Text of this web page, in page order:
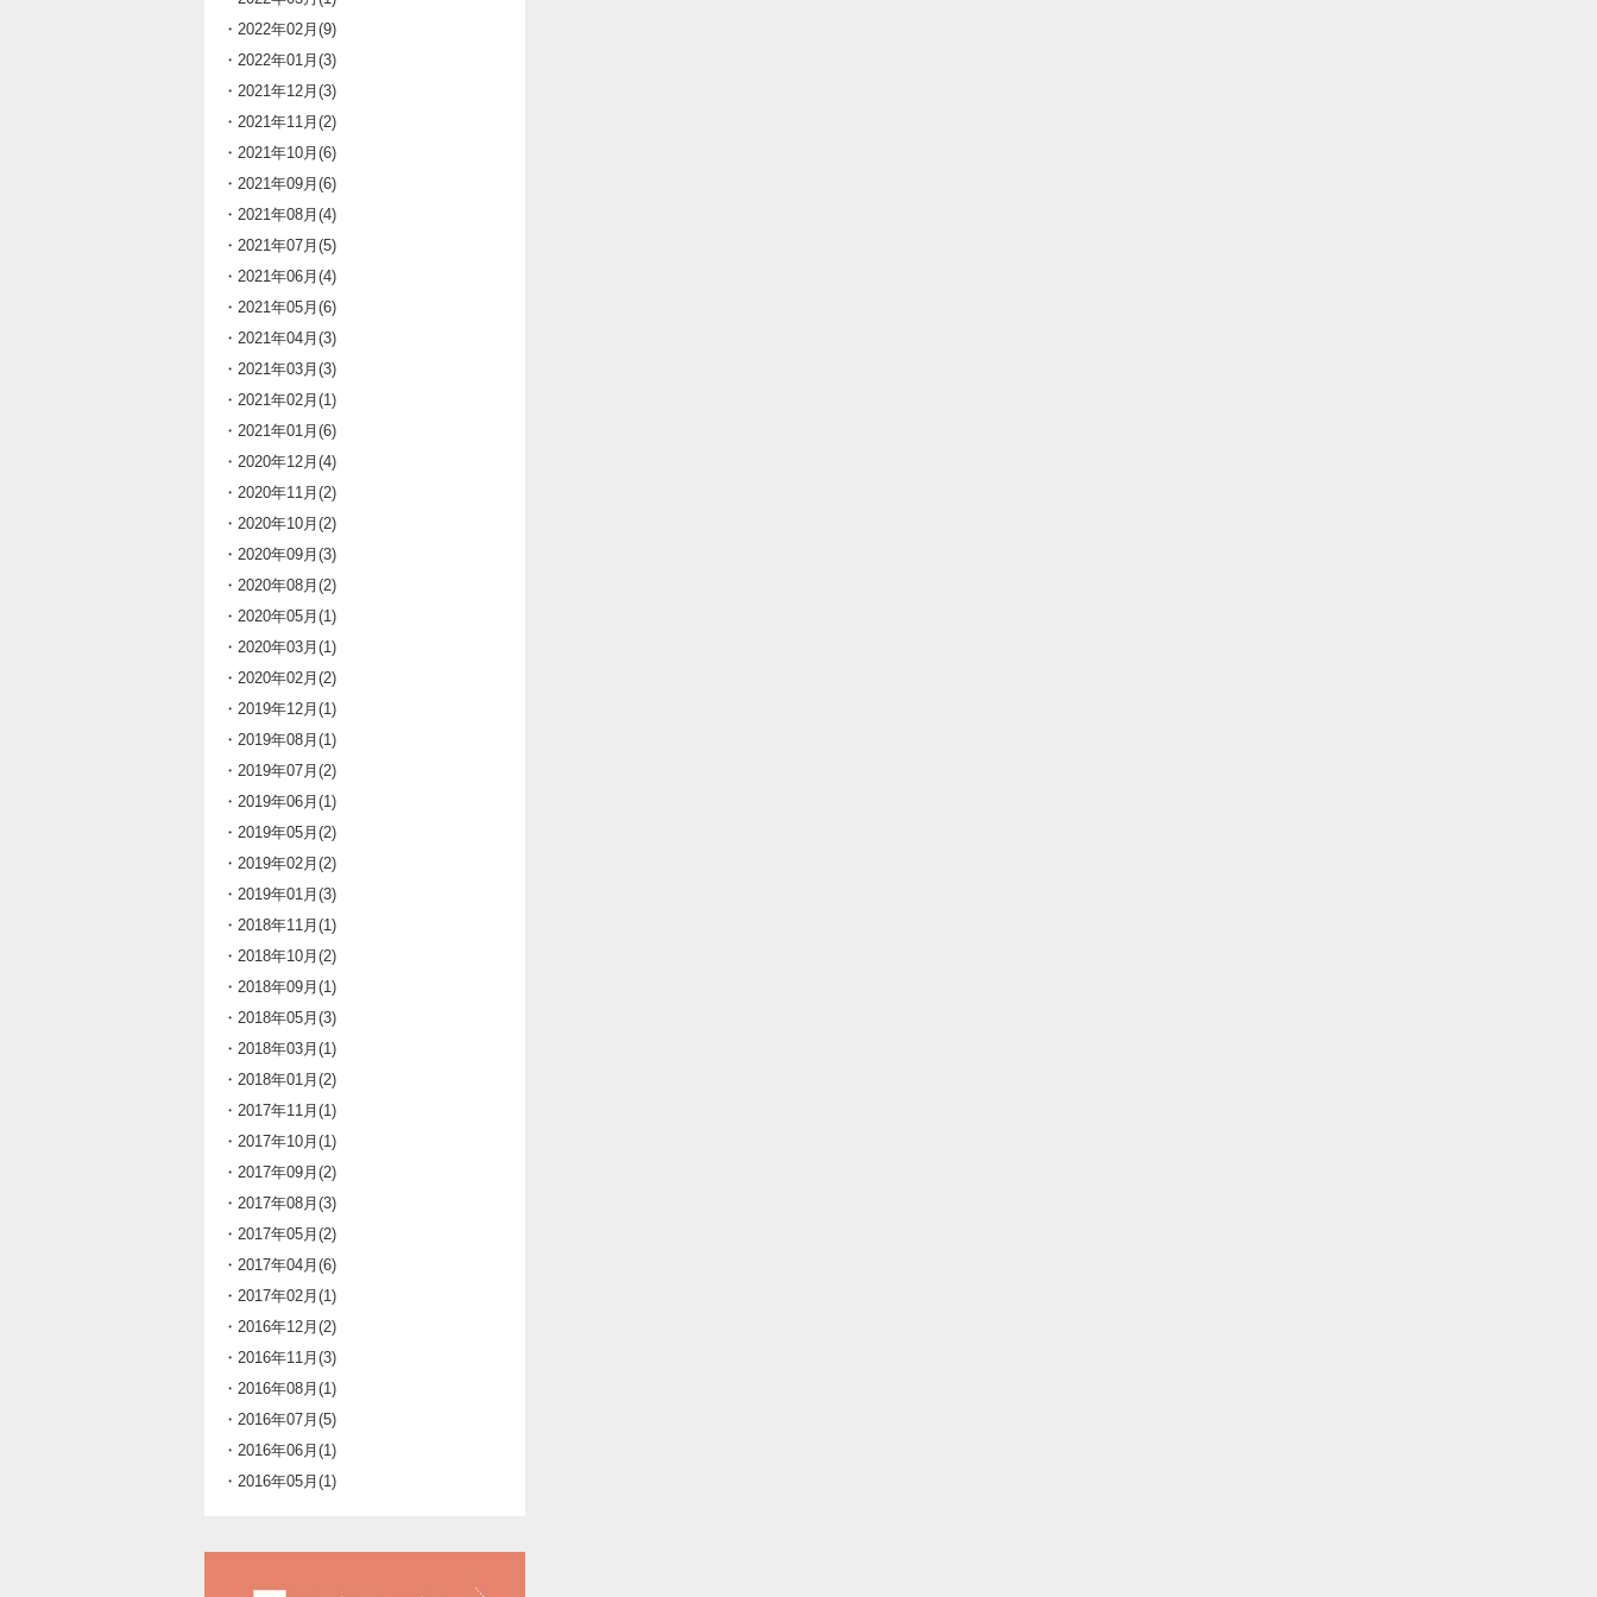
・2022年02月(9)
・2022年01月(3)
・2021年12月(3)
・2021年11月(2)
・2021年10月(6)
・2021年09月(6)
・2021年08月(4)
・2021年07月(5)
・2021年06月(4)
・2021年05月(6)
・2021年04月(3)
・2021年03月(3)
・2021年02月(1)
・2021年01月(6)
・2020年12月(4)
・2020年11月(2)
・2020年10月(2)
・2020年09月(3)
・2020年08月(2)
・2020年05月(1)
・2020年03月(1)
・2020年02月(2)
・2019年12月(1)
・2019年08月(1)
・2019年07月(2)
・2019年06月(1)
・2019年05月(2)
・2019年02月(2)
・2019年01月(3)
・2018年11月(1)
・2018年10月(2)
・2018年09月(1)
・2018年05月(3)
・2018年03月(1)
・2018年01月(2)
・2017年11月(1)
・2017年10月(1)
・2017年09月(2)
・2017年08月(3)
・2017年05月(2)
・2017年04月(6)
・2017年02月(1)
・2016年12月(2)
・2016年11月(3)
・2016年08月(1)
・2016年07月(5)
・2016年06月(1)
・2016年05月(1)